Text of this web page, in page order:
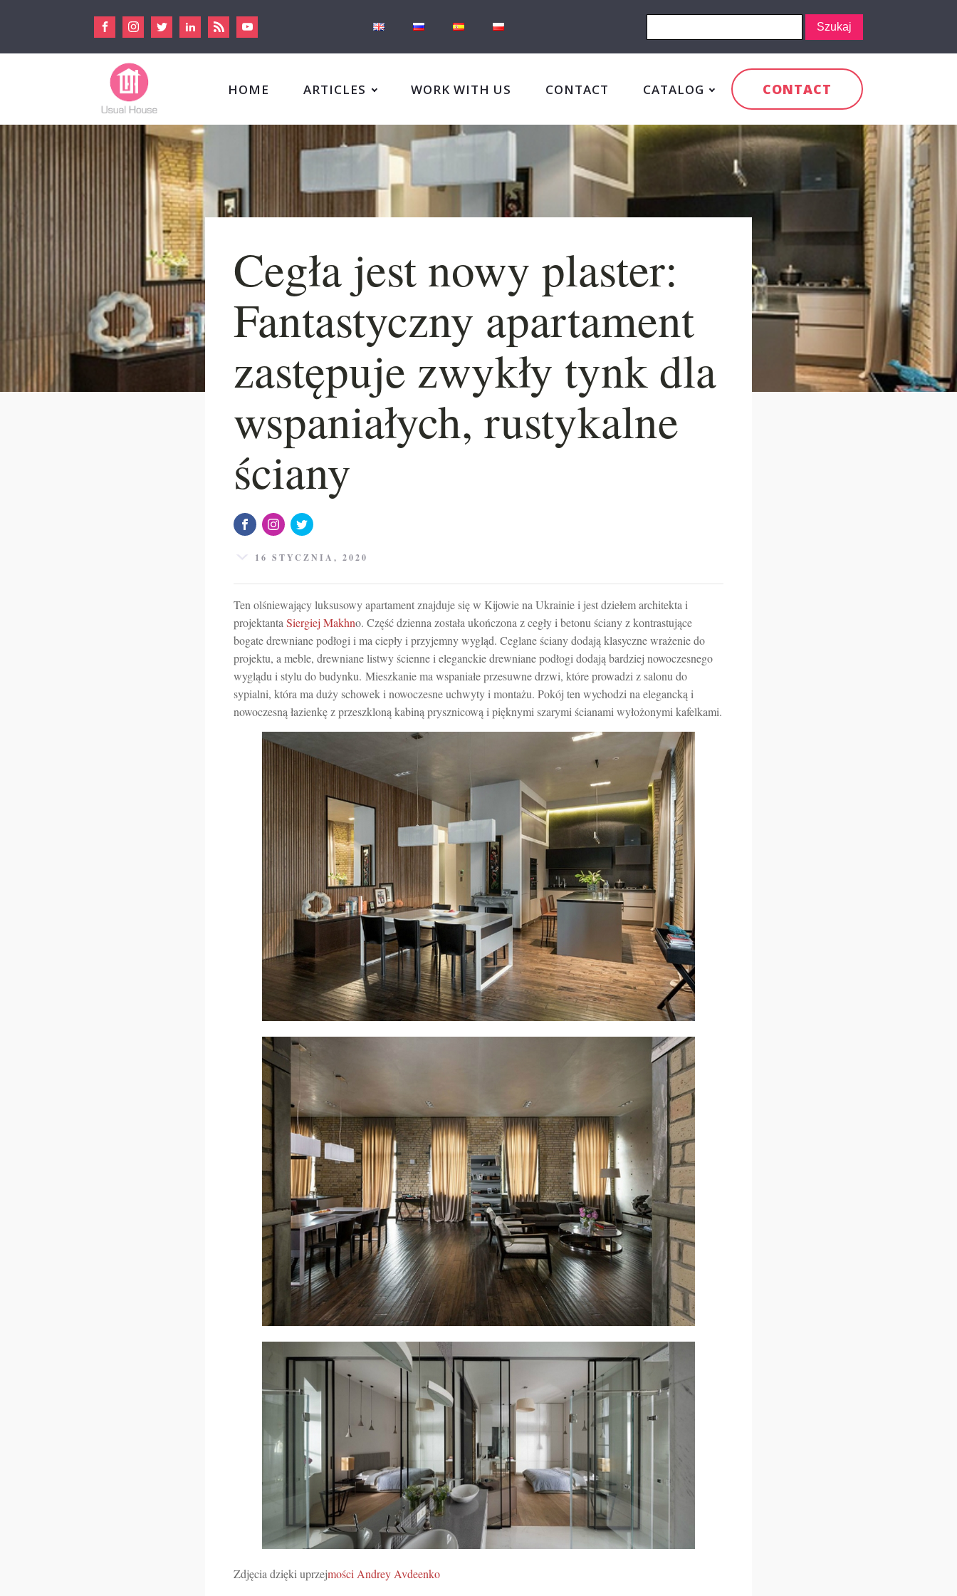
HOME ARTICLES WORK WITH US CONTACT CATALOG CONTACT
Cegła jest nowy plaster:
Fantastyczny apartament
zastępuje zwykły tynk dla
wspaniałych, rustykalne
ściany
16 STYCZNIA, 2020
Ten olśniewający luksusowy apartament znajduje się w Kijowie na Ukrainie i jest dziełem architekta i
projektanta Siergiej Makhno. Część dzienna została ukończona z cegły i betonu ściany z kontrastujące
bogate drewniane podłogi i ma ciepły i przyjemny wygląd. Ceglane ściany dodają klasyczne wrażenie do
projektu, a meble, drewniane listwy ścienne i eleganckie drewniane podłogi dodają bardziej nowoczesnego
wyglądu i stylu do budynku. Mieszkanie ma wspaniałe przesuwne drzwi, które prowadzi z salonu do
sypialni, która ma duży schowek i nowoczesne uchwyty i montażu. Pokój ten wychodzi na elegancką i
nowoczesną łazienkę z przeszkloną kabiną prysznicową i pięknymi szarymi ścianami wyłożonymi kafelkami.
Zdjęcia dzięki uprzejmości Andrey Avdeenko